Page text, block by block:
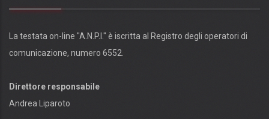
La testata on-line "A.N.P.I." è iscritta al Registro degli operatori di
comunicazione, numero 6552.
Direttore responsabile
Andrea Liparoto